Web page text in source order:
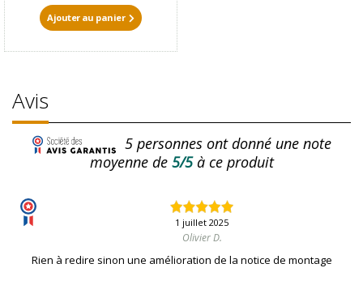
Ajouter au panier
Avis
5personnes ont donné une note
moyenne de5/5à ce produit
1 juillet 2025
Olivier D.
Rien à redire sinon une amélioration de la notice de montage